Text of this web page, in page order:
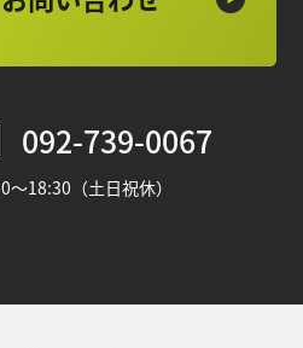
092-739-0067
～18:30（土日祝休）